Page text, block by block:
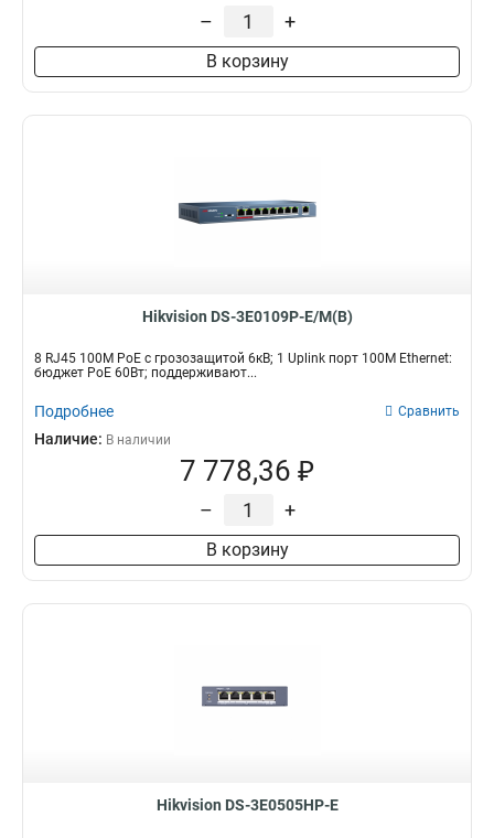
– +
В корзину
Hikvision DS-3E0109P-E/M(B)
8 RJ45 100M PoE с грозозащитой 6кВ; 1 Uplink порт 100М Ethernet:
бюджет PoE 60Вт; поддерживают...
Подробнее Сравнить
Наличие: В наличии
7 778,36 ₽
– +
В корзину
Hikvision DS-3E0505HP-E